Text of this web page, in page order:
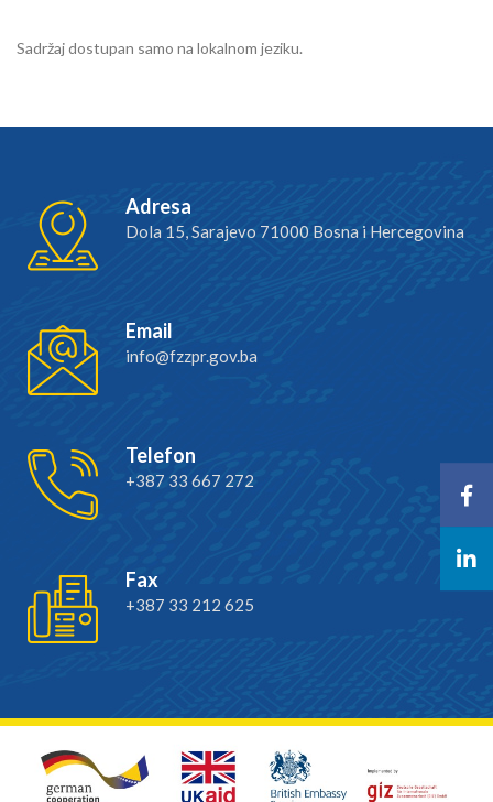
Sadržaj dostupan samo na lokalnom jeziku.
Adresa
Dola 15, Sarajevo 71000 Bosna i Hercegovina
Email
info@fzzpr.gov.ba
Telefon
+387 33 667 272
Fax
+387 33 212 625